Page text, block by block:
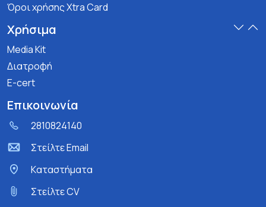
Όροι χρήσης Xtra Card
Χρήσιμα
Media Kit
Διατροφή
E-cert
Επικοινωνία
2810824140
Στείλτε Email
Kαταστήματα
Στείλτε CV